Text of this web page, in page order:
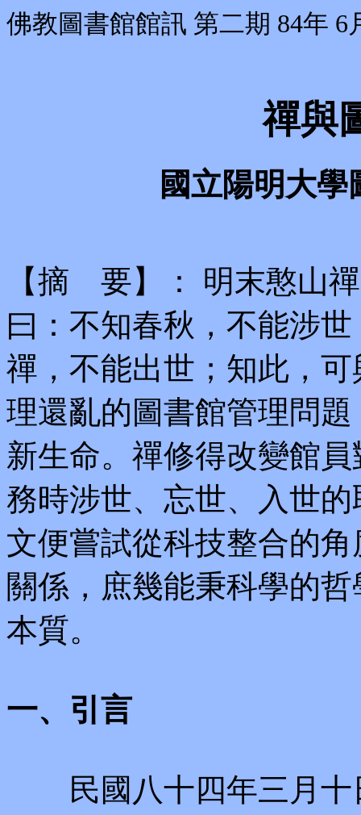
佛教圖書館館訊 第二期 84年 6
禪與
國立陽明大
【摘 要】： 明末憨山
曰：不知春秋，不能涉
禪，不能出世；知此，
理還亂的圖書館管理問
新生命。禪修得改變館
務時涉世、忘世、入世
文便嘗試從科技整合的
關係，庶幾能秉科學的
本質。
一、引言
民國八十四年三月十